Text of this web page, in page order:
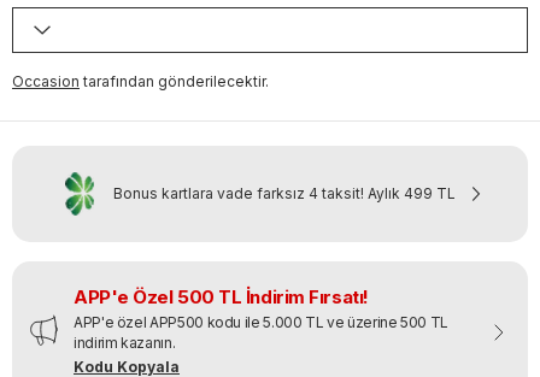
Occasion tarafından gönderilecektir.
Bonus kartlara vade farksız 4 taksit! Aylık 499 TL
APP'e Özel 500 TL İndirim Fırsatı!
APP'e özel APP500 kodu ile 5.000 TL ve üzerine 500 TL
indirim kazanın.
Kodu Kopyala